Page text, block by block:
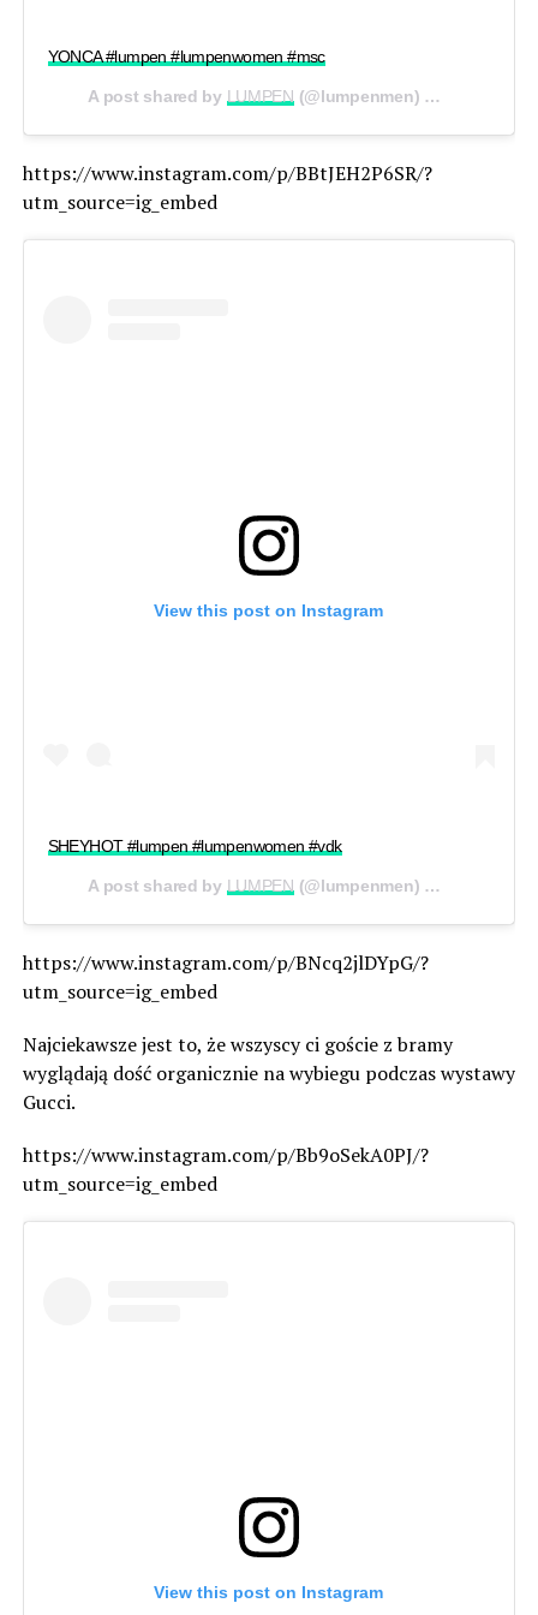
YONCA #lumpen #lumpenwomen #msc
A post shared by LUMPEN(@lumpenmen) on
https://www.instagram.com/p/BBtJEH2P6SR/?
utm_source=ig_embed
View this post on Instagram
SHEYHOT #lumpen #lumpenwomen #vdk
A post shared by LUMPEN (@lumpenmen) on
https://www.instagram.com/p/BNcq2jlDYpG/?
utm_source=ig_embed
Najciekawsze jest to, że wszyscy ci goście z bramy
wyglądają dość organicznie na wybiegu podczas wystawy
Gucci.
https://www.instagram.com/p/Bb9oSekA0PJ/?
utm_source=ig_embed
View this post on Instagram